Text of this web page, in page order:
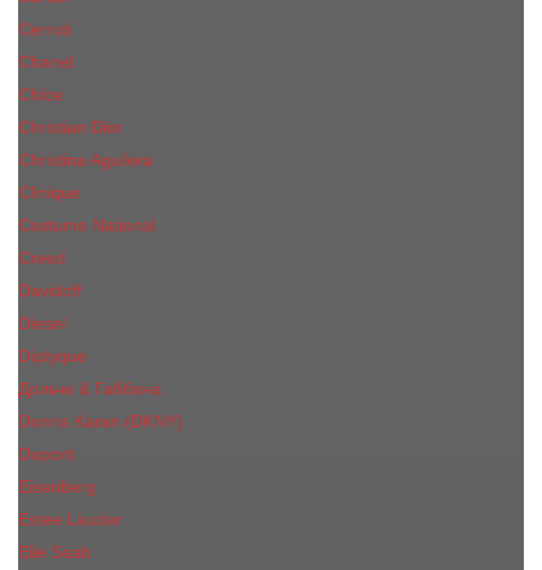
Cerruti
Сhanеl
Chloe
Christian Dior
Christina Aguilera
Сliniquе
Costume National
Creed
Davidoff
Diesel
Diptyque
Дольче & Габбана
Donna Karan (DKNY)
Dupont
Eisenberg
Еsteе Lаudеr
Elie Saab